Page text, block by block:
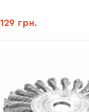
129 грн.